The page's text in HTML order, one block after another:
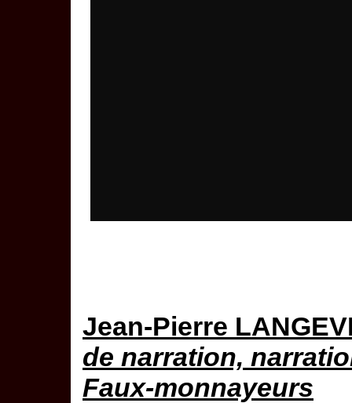
Jean-Pierre
de narration,
Faux-monnayeurs